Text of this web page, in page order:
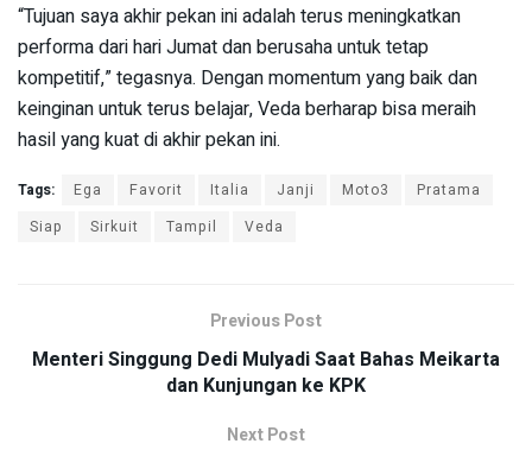
“Tujuan saya akhir pekan ini adalah terus meningkatkan
performa dari hari Jumat dan berusaha untuk tetap
kompetitif,” tegasnya. Dengan momentum yang baik dan
keinginan untuk terus belajar, Veda berharap bisa meraih
hasil yang kuat di akhir pekan ini.
Tags: Ega Favorit Italia Janji Moto3
Pratama
Siap
Sirkuit Tampil Veda
Previous Post
Menteri Singgung Dedi Mulyadi Saat Bahas Meikarta
dan Kunjungan ke KPK
Next Post